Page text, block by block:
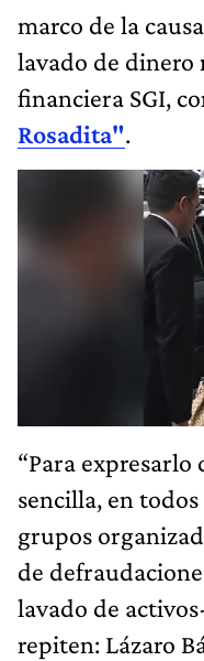
marco de la
lavado de dinero
financiera SGI,
Rosadita".
“Para expresarlo
sencilla, en
grupos
de
lavado de
repiten: Lázaro